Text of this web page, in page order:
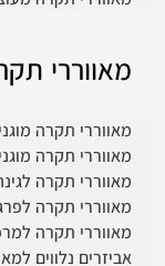
מאווררי
מאווררי תקרה
מאווררי תקרה
מאווררי תקרה
מאווררי תקרה
מאווררי תקרה
אביזרים נלווים